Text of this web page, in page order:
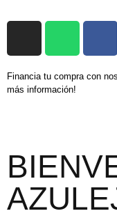
Financia tu compra con
más información!